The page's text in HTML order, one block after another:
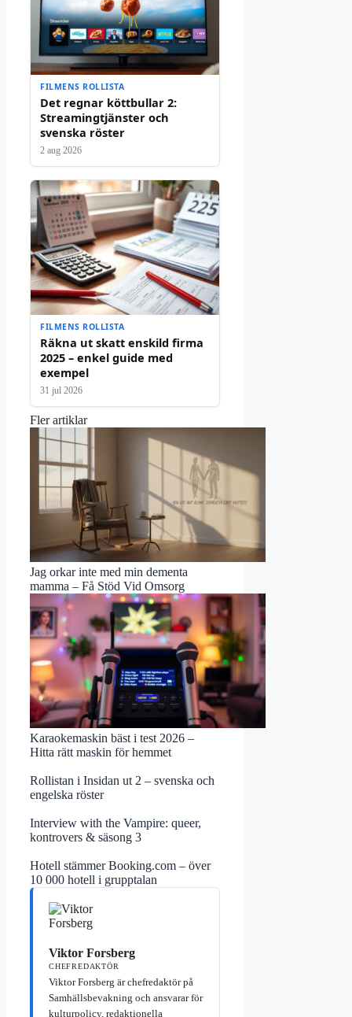
FILMENS ROLLISTA
Det regnar köttbullar 2:
Streamingtjänster och
svenska röster
2 aug 2026
FILMENS ROLLISTA
Räkna ut skatt enskild firma
2025 – enkel guide med
exempel
31 jul 2026
Fler artiklar
Jag orkar inte med min dementa
mamma – Få Stöd Vid Omsorg
Karaokemaskin bäst i test 2026 –
Hitta rätt maskin för hemmet
Rollistan i Insidan ut 2 – svenska och
engelska röster
Interview with the Vampire: queer,
kontrovers & säsong 3
Hotell stämmer Booking.com – över
10 000 hotell i grupptalan
Viktor Forsberg
CHEFREDAKTÖR
Viktor Forsberg är chefredaktör på
Samhällsbevakning och ansvarar för
kulturpolicy, redaktionella